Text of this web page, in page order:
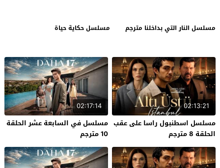
مسلسل النار التي بداخلنا مترجم مسلسل حكاية حياة
02:13:21
مسلسل اسطنبول راسا على عقب
الحلقة 8 مترجم
02:17:14
مسلسل في السابعة عشر الحلقة
10 مترجم